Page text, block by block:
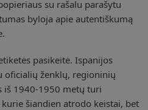
su rašalu parašytu
byloja apie autentiškumą
pasikeitė. Ispanijos
oficialių ženklų, regioninių
iš 1940-1950 metų turi
šiandien atrodo keistai, bet